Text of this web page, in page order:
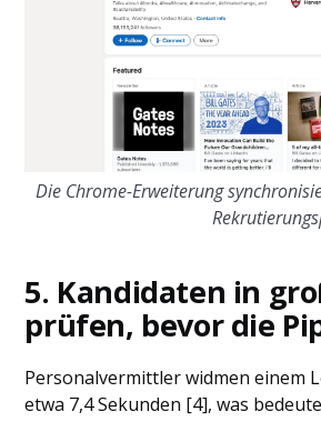
Die Chrome-Erweiterung
5. Kandidaten in
prüfen, bevor die
Personalvermittler widmen einem
etwa 7,4 Sekunden [4], was